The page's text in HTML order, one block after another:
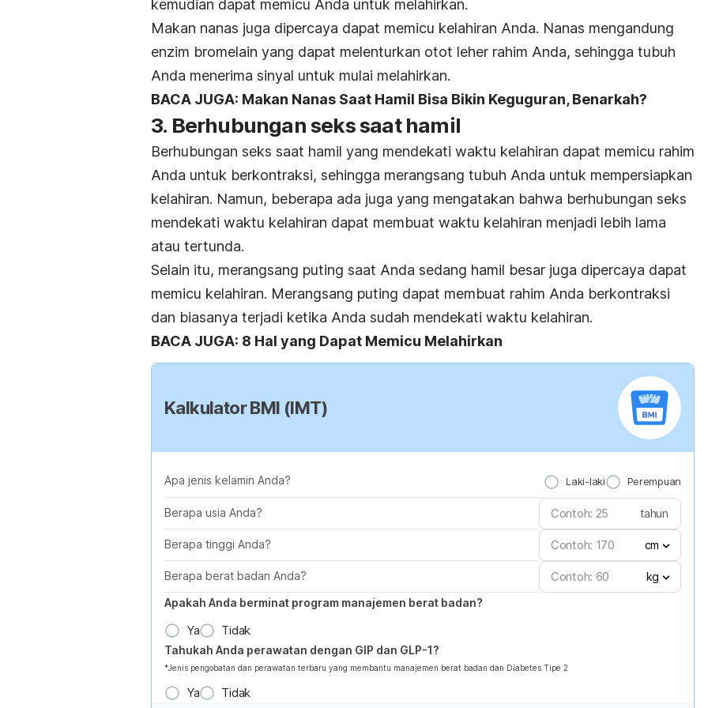
kemudian dapat memicu Anda untuk melahirkan.
Makan nanas juga dipercaya dapat memicu kelahiran Anda. Nanas mengandung
enzim bromelain yang dapat melenturkan otot leher rahim Anda, sehingga tubuh
Anda menerima sinyal untuk mulai melahirkan.
BACA JUGA: Makan Nanas Saat Hamil Bisa Bikin Keguguran, Benarkah?
3. Berhubungan seks saat hamil
Berhubungan seks saat hamil yang mendekati waktu kelahiran dapat memicu rahim
Anda untuk berkontraksi, sehingga merangsang tubuh Anda untuk mempersiapkan
kelahiran. Namun, beberapa ada juga yang mengatakan bahwa berhubungan seks
mendekati waktu kelahiran dapat membuat waktu kelahiran menjadi lebih lama
atau tertunda.
Selain itu, merangsang puting saat Anda sedang hamil besar juga dipercaya dapat
memicu kelahiran. Merangsang puting dapat membuat rahim Anda berkontraksi
dan biasanya terjadi ketika Anda sudah mendekati waktu kelahiran.
BACA JUGA: 8 Hal yang Dapat Memicu Melahirkan
Kalkulator BMI (IMT)
Apa jenis kelamin Anda? Laki-laki Perempuan
Berapa usia Anda? tahun
Berapa tinggi Anda? cm
Berapa berat badan Anda?
kg
Apakah Anda berminat program manajemen berat badan?
Ya Tidak
Tahukah Anda perawatan dengan GIP dan GLP-1?
*Jenis pengobatan dan perawatan terbaru yang membantu manajemen berat badan dan Diabetes Tipe 2
Ya Tidak